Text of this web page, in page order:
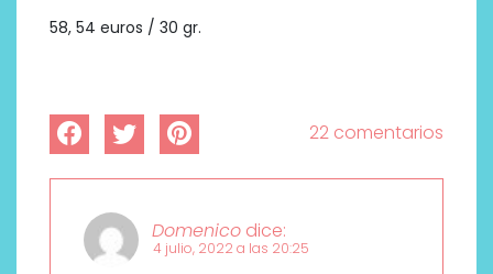
58, 54 euros / 30 gr.
22 comentarios
Domenico dice:
4 julio, 2022 a las 20:25